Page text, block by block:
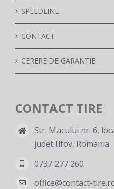
SPEEDLINE
CONTACT
CERERE DE GARANTIE
CONTACT TIRE
Str. Macului nr. 6,
judet Ilfov, Romania
0737 277 260
office@contact-